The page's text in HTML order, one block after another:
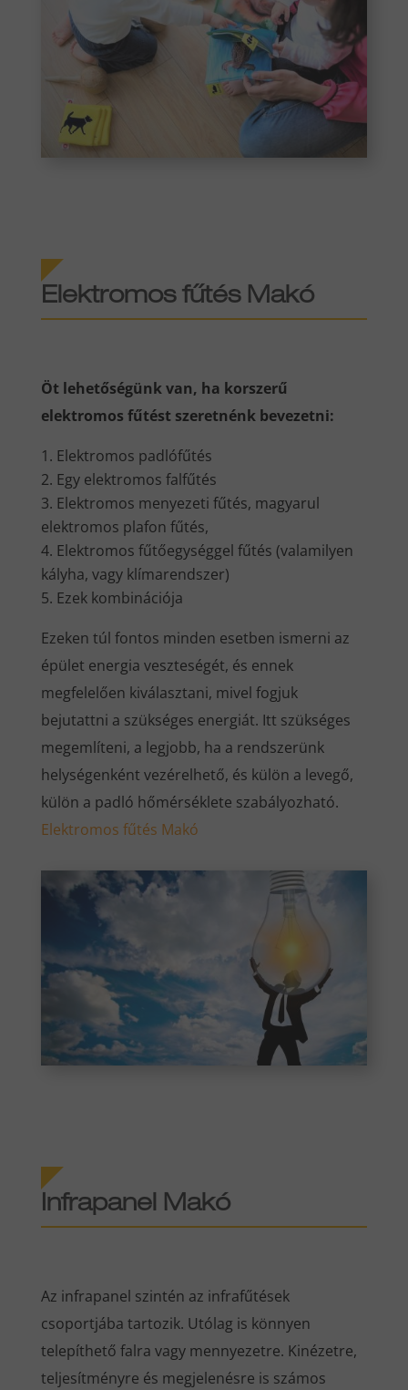
Elektromos fűtés Makó
Öt lehetőségünk van, ha korszerű
elektromos fűtést szeretnénk bevezetni:
Elektromos padlófűtés
Egy elektromos falfűtés
Elektromos menyezeti fűtés, magyarul
elektromos plafon fűtés,
Elektromos fűtőegységgel fűtés (valamilyen
kályha, vagy klímarendszer)
Ezek kombinációja
Ezeken túl fontos minden esetben ismerni az
épület energia veszteségét, és ennek
megfelelően kiválasztani, mivel fogjuk
bejutattni a szükséges energiát. Itt szükséges
megemlíteni, a legjobb, ha a rendszerünk
helységenként vezérelhető, és külön a levegő,
külön a padló hőmérséklete szabályozható.
Elektromos fűtés Makó
Infrapanel Makó
Az infrapanel szintén az infrafűtések
csoportjába tartozik. Utólag is könnyen
telepíthető falra vagy mennyezetre. Kinézetre,
teljesítményre és megjelenésre is számos